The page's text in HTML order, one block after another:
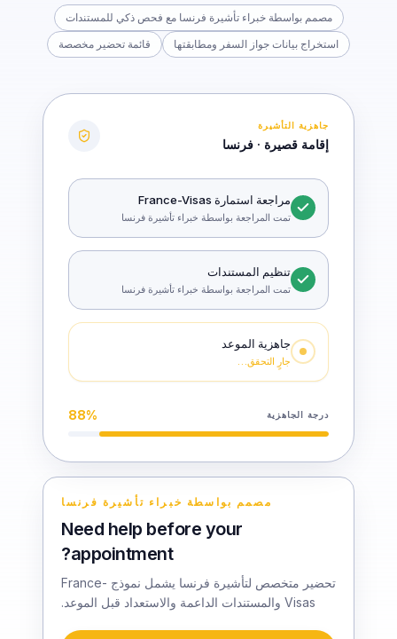
مصمم بواسطة خبراء تأشيرة فرنسا مع فحص ذكي للمستندات
استخراج بيانات جواز السفر ومطابقتها
قائمة تحضير مخصصة
جاهزية التأشيرة
إقامة قصيرة · فرنسا
مراجعة استمارة France-Visas
تمت المراجعة بواسطة خبراء تأشيرة فرنسا
تنظيم المستندات
تمت المراجعة بواسطة خبراء تأشيرة فرنسا
جاهزية الموعد
جارٍ التحقق…
درجة الجاهزية 88%
مصمم بواسطة خبراء تأشيرة فرنسا
Need help before your
appointment?
تحضير متخصص لتأشيرة فرنسا يشمل نموذج France-
Visas والمستندات الداعمة والاستعداد قبل الموعد.